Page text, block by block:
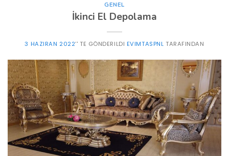
GENEL
İkinci El Depolama
3 HAZIRAN 2022’' TE GÖNDERILDI EVIMTASPNL TARAFINDAN